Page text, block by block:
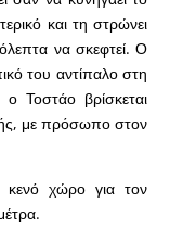
και τη στρώνει
να σκεφτεί. Ο
του αντίπαλο στη
Τοστάο βρίσκεται
με πρόσωπο στον
κενό χώρο για τον